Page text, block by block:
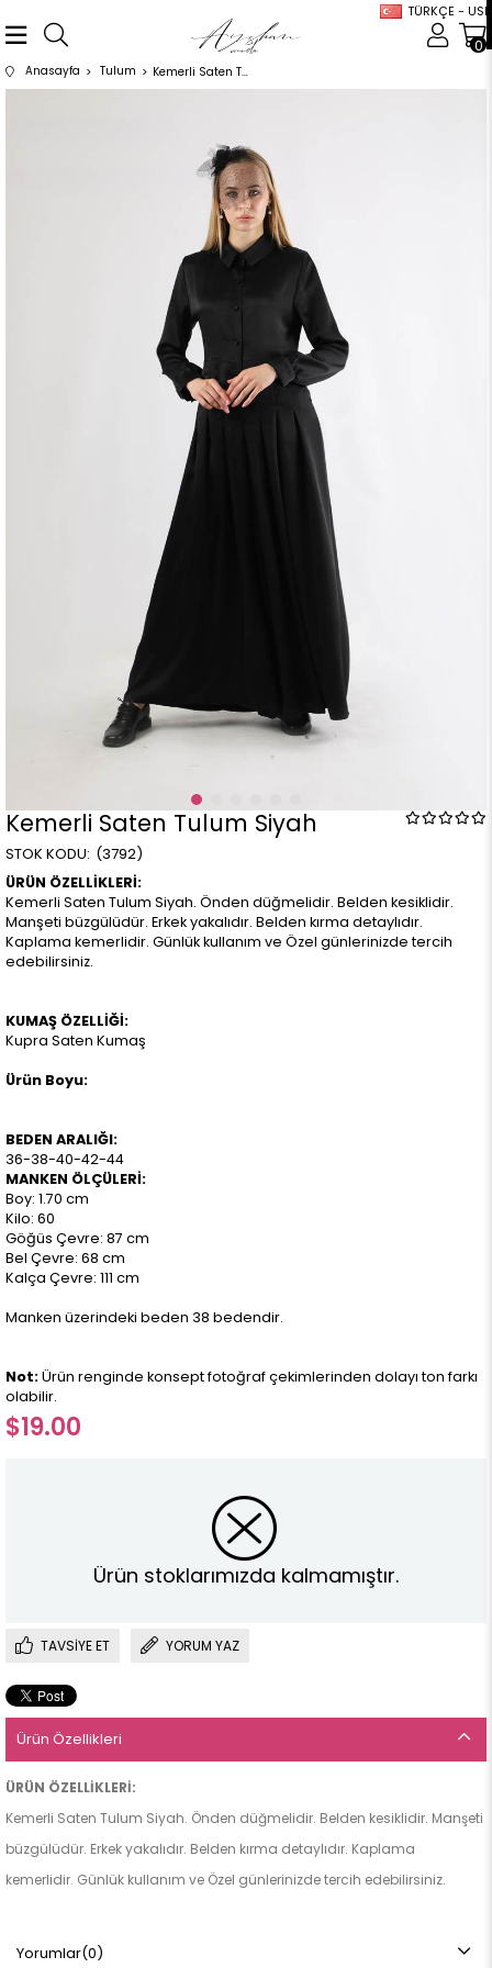
TÜRKÇE - USD
0
Anasayfa Tulum Kemerli Saten Tulum Siyah
Kemerli Saten Tulum Siyah
(3792)
ÜRÜN ÖZELLİKLERİ:
Kemerli Saten Tulum Siyah. Önden düğmelidir. Belden kesiklidir.
Manşeti büzgülüdür. Erkek yakalıdır. Belden kırma detaylıdır.
Kaplama kemerlidir. Günlük kullanım ve Özel günlerinizde tercih
edebilirsiniz.
KUMAŞ ÖZELLİĞİ:
Kupra Saten Kumaş
Ürün Boyu:
BEDEN ARALIĞI:
36-38-40-42-44
MANKEN ÖLÇÜLERİ:
Boy: 1.70 cm
Kilo: 60
Göğüs Çevre: 87 cm
Bel Çevre: 68 cm
Kalça Çevre: 111 cm
Manken üzerindeki beden 38 bedendir.
Not:Ürün renginde konsept fotoğraf çekimlerinden dolayı ton farkı
olabilir.
$19.00
Ürün stoklarımızda kalmamıştır.
TAVSIYE ET YORUM YAZ
Ürün Özellikleri
ÜRÜN ÖZELLİKLERİ:
Kemerli Saten Tulum Siyah. Önden düğmelidir. Belden kesiklidir. Manşeti
büzgülüdür. Erkek yakalıdır. Belden kırma detaylıdır. Kaplama
kemerlidir. Günlük kullanım ve Özel günlerinizde tercih edebilirsiniz.
Yorumlar(0)